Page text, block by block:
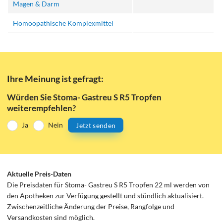
Magen & Darm
Homöopathische Komplexmittel
Ihre Meinung ist gefragt:
Würden Sie Stoma- Gastreu S R5 Tropfen
weiterempfehlen?
Ja Nein Jetzt senden
Aktuelle Preis-Daten
Die Preisdaten für Stoma- Gastreu S R5 Tropfen 22 ml werden von
den Apotheken zur Verfügung gestellt und stündlich aktualisiert.
Zwischenzeitliche Änderung der Preise, Rangfolge und
Versandkosten sind möglich.